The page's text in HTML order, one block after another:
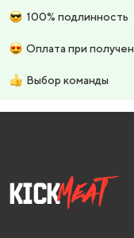
100% подлинность
Оплата при
Выбор команды